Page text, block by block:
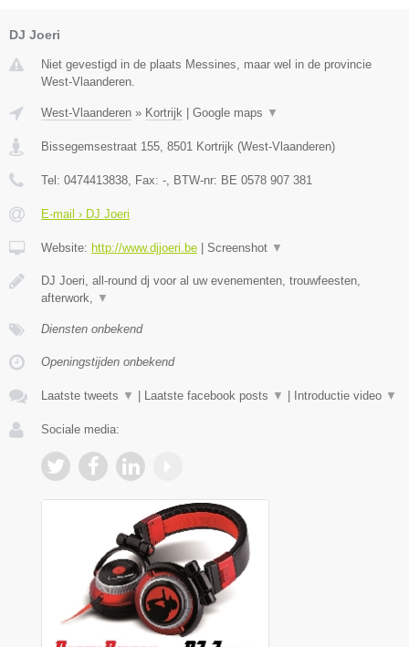
DJ Joeri
Niet gevestigd in de plaats Messines, maar wel in de provincie
West-Vlaanderen.
West-Vlaanderen » Kortrijk Google maps ▼
Bissegemsestraat 155, 8501 Kortrijk (West-Vlaanderen)
Tel: 0474413838, Fax: -, BTW-nr: BE 0578 907 381
E-mail › DJ Joeri
Website: http://www.djjoeri.be Screenshot ▼
DJ Joeri, all-round dj voor al uw evenementen, trouwfeesten,
afterwork, ▼
Diensten onbekend
Openingstijden onbekend
Laatste tweets ▼ Laatste facebook posts ▼ Introductie video ▼
Sociale media: